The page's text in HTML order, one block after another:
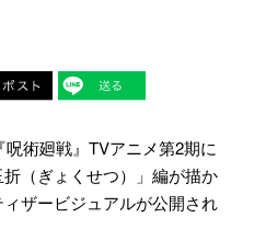
術廻戦』TVアニメ第2期に
（ぎょくせつ）」編が描か
ザービジュアルが公開され